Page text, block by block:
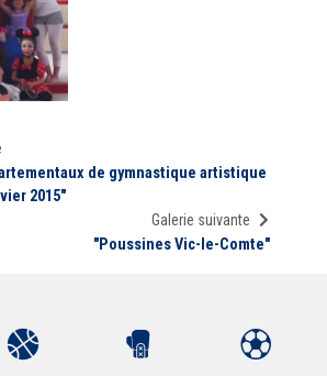
de gymnastique artistique
2015"
Galerie suivante
"Poussines Vic-le-Comte"